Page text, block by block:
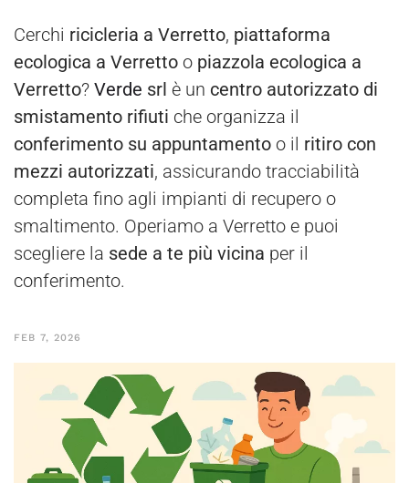
Cerchi ricicleria a Verretto, piattaforma
ecologica a Verretto o piazzola ecologica a
Verretto? Verde srl è un centro autorizzato di
smistamento rifiuti che organizza il
conferimento su appuntamento o il ritiro con
mezzi autorizzati, assicurando tracciabilità
completa fino agli impianti di recupero o
smaltimento. Operiamo a Verretto e puoi
scegliere la sede a te più vicina per il
conferimento.
FEB 7, 2026